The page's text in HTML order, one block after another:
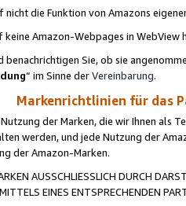
die Funktion von Amazons
keine Amazon-Webpages in WebView
benachrichtigen Sie, ob sie
“ im Sinne derVereinbarung.
Markenrichtlinien für das
der Marken, die wir Ihnen als
werden, und jede Nutzung der
der Amazon-Marken.
AUSSCHLIESSLICH DURCH
EINES ENTSPRECHENDEN